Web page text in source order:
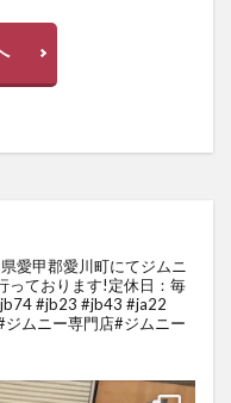
愛甲郡愛川町にてジムニ
っております!定休日：毎
#jb23 #jb43 #ja22
ムニー専門店#ジムニー